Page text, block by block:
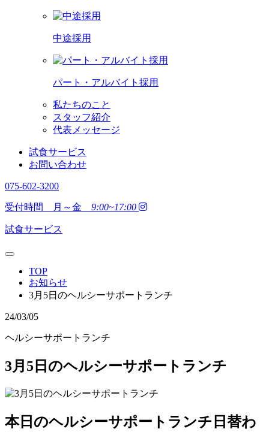
中途採用
パート・アルバイト採用
私たちのこと
スタッフ紹介
代表メッセージ
試食サービス
お問い合わせ
075-602-3200
受付時間 月～金 9:00~17:00
試食サービス
TOP
お知らせ
3月5日のヘルシーサポートランチ
24/03/05
ヘルシーサポートランチ
3月5日のヘルシーサポートランチ
本日のヘルシーサポートランチ日替わ